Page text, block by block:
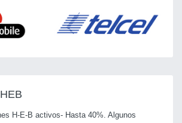
H-E-B activos- Hasta 40%. Algunos